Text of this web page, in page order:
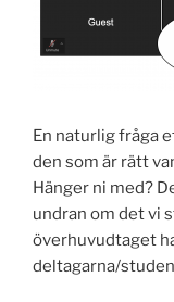
En naturlig fråga
den som är rätt
Hänger ni med?
undran om det vi
överhuvudtaget
deltagarna/